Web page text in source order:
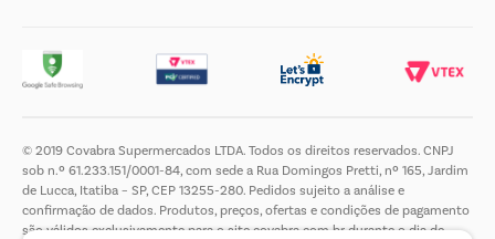
© 2019 Covabra Supermercados LTDA. Todos os direitos reservados. CNPJ
sob n.º 61.233.151/0001-84, com sede a Rua Domingos Pretti, nº 165, Jardim
de Lucca, Itatiba – SP, CEP 13255-280. Pedidos sujeito a análise e
confirmação de dados. Produtos, preços, ofertas e condições de pagamento
são válidos exclusivamente para o site covabra.com.br durante o dia de